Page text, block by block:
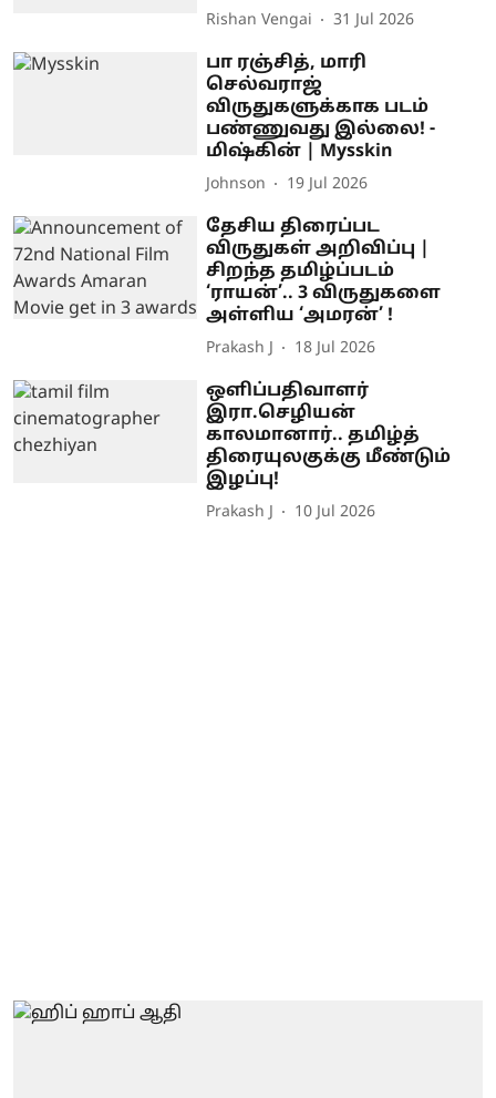
Rishan Vengai 31 Jul 2026
பா ரஞ்சித், மாரி
செல்வராஜ்
விருதுகளுக்காக படம்
பண்ணுவது இல்லை! -
மிஷ்கின் | Mysskin
Johnson 19 Jul 2026
தேசிய திரைப்பட
விருதுகள் அறிவிப்பு |
சிறந்த தமிழ்ப்படம்
‘ராயன்’.. 3 விருதுகளை
அள்ளிய ‘அமரன்’ !
Prakash J 18 Jul 2026
ஒளிப்பதிவாளர்
இரா.செழியன்
காலமானார்.. தமிழ்த்
திரையுலகுக்கு மீண்டும்
இழப்பு!
Prakash J 10 Jul 2026